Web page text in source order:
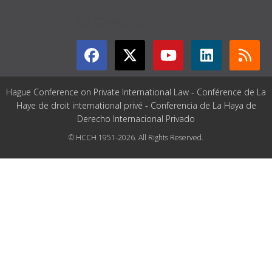
Hague Conference on Private International Law - Conférence de La
Haye de droit international privé - Conferencia de La Haya de
Derecho Internacional Privado
© HCCH 1951-2026. All Rights Reserved.